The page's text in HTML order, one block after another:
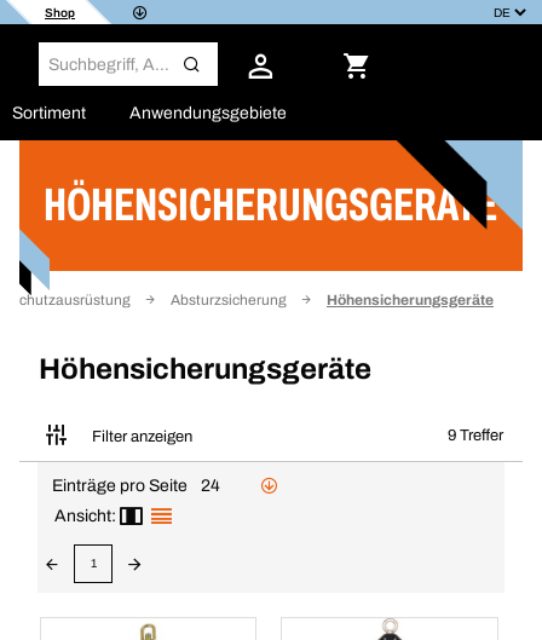
Shop
Sortiment Anwendungsgebiete
HÖHENSICHERUNGSGERÄTE
Schutzausrüstung Absturzsicherung Höhensicherungsgeräte
Höhensicherungsgeräte
Filter anzeigen 9 Treffer
Filter
Einträge pro Seite
24
Ansicht:
1